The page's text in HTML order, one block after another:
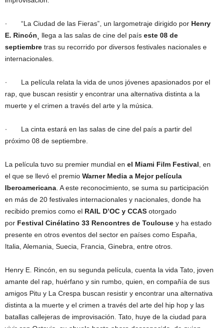
· “La Ciudad de las Fieras”, un largometraje dirigido por Henry
E. Rincón ¸ llega a las salas de cine del país este 08 de
septiembre tras su recorrido por diversos festivales nacionales e
internacionales.
· La película relata la vida de unos jóvenes apasionados por el
rap, que buscan resistir y encontrar una alternativa distinta a la
muerte y el crimen a través del arte y la música.
· La cinta estará en las salas de cine del país a partir del
próximo 08 de septiembre.
La película tuvo su premier mundial en el Miami Film Festival, en
el que se llevó el premio Warner Media a Mejor película
Iberoamericana. A este reconocimiento, se suma su participación
en más de 20 festivales internacionales y nacionales, donde ha
recibido premios como el RAIL D’OC y CCAS otorgado
por Festival Cinélatino 33 Rencontres de Toulouse y ha estado
presente en otros eventos del sector en países como España,
Italia, Alemania, Suecia, Francia, Ginebra, entre otros.
Henry E. Rincón, en su segunda película, cuenta la vida Tato, joven
amante del rap, huérfano y sin rumbo, quien, en compañía de sus
amigos Pitu y La Crespa buscan resistir y encontrar una alternativa
distinta a la muerte y el crimen a través del arte del hip hop y las
batallas callejeras de improvisación. Tato, huye de la ciudad para